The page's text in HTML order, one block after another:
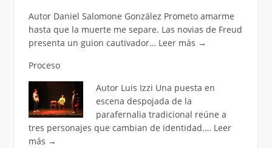
Autor Daniel Salomone González Prometo amarme
hasta que la muerte me separe. Las novias de Freud
presenta un guion cautivador… Leer más →
Proceso
Autor Luis Izzi Una puesta en
escena despojada de la
parafernalia tradicional reúne a
tres personajes que cambian de identidad.… Leer
más →